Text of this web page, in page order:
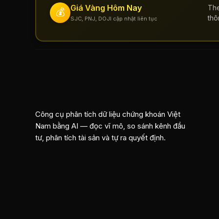
💰 Giá Vàng Hôm Nay
SJC, PNJ, DOJI cập nhật liên tục
Công cụ phân tích dữ liệu chứng khoán Việt
Nam bằng AI — đọc vĩ mô, so sánh kênh đầu
tư, phân tích tài sản và tự ra quyết định.